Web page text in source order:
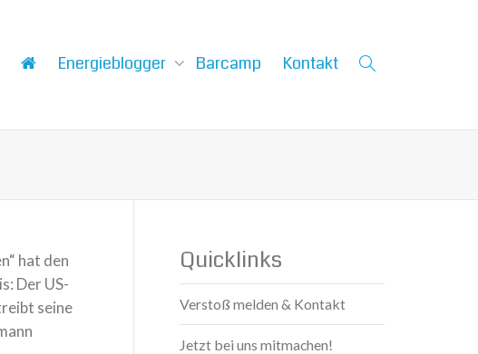
Energieblogger Barcamp Kontakt
hat den
Der US-
seine
Quicklinks
Verstoß melden & Kontakt
Jetzt bei uns mitmachen!